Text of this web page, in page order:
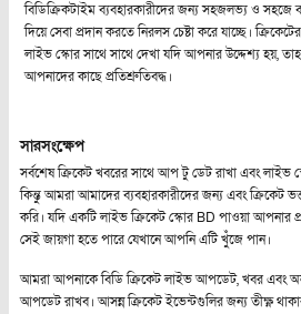
বিডিক্রিকটাইম ব্যবহারকারীদের জন্য সহজলভ্য ও সহজে
দিয়ে সেবা প্রদান করতে নিরলস চেষ্টা করে যাচ্ছে।
লাইভ স্কোর সাথে সাথে দেখা যদি আপনার উদ্দেশ্য হয়,
আপনাদের কাছে প্রতিশ্রুতিবদ্ধ।
সারসংক্ষেপ
সর্বশেষ ক্রিকেট খবরের সাথে আপ টু ডেট রাখা এবং
কিন্তু আমরা আমাদের ব্যবহারকারীদের জন্য এবং ক্রিকেট
করি। যদি একটি লাইভ ক্রিকেট স্কোর BD পাওয়া আপনার
সেই জায়গা হতে পারে যেখানে আপনি এটি খুঁজে পান।
আমরা আপনাকে বিডি ক্রিকেট লাইভ আপডেট, খবর এবং
আপডেট রাখব। আসন্ন ক্রিকেট ইভেন্টগুলির জন্য তীক্ষ্ণ